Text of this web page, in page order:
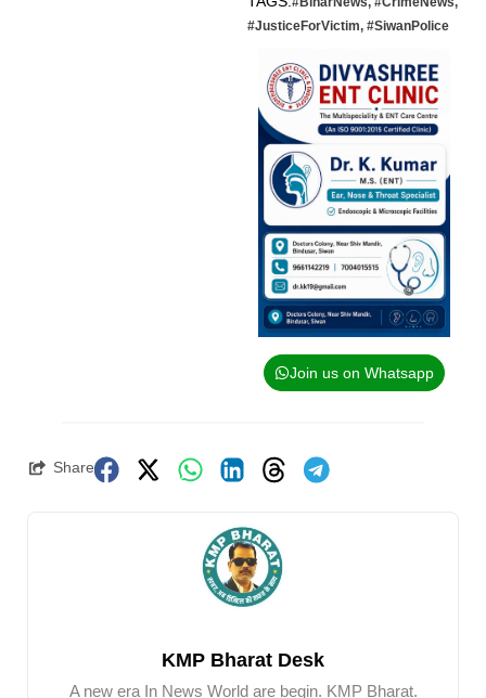
#JusticeForVictim, #SiwanPolice
Join us on Whatsapp
Share
KMP Bharat Desk
A new era In News World are begin. KMP Bharat.